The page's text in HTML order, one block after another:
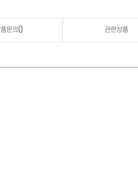
문의 () 관련상품